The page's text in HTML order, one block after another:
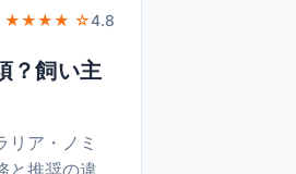
★★★★ ☆4.8
？飼い主
リア・ノミ
と推奨の違